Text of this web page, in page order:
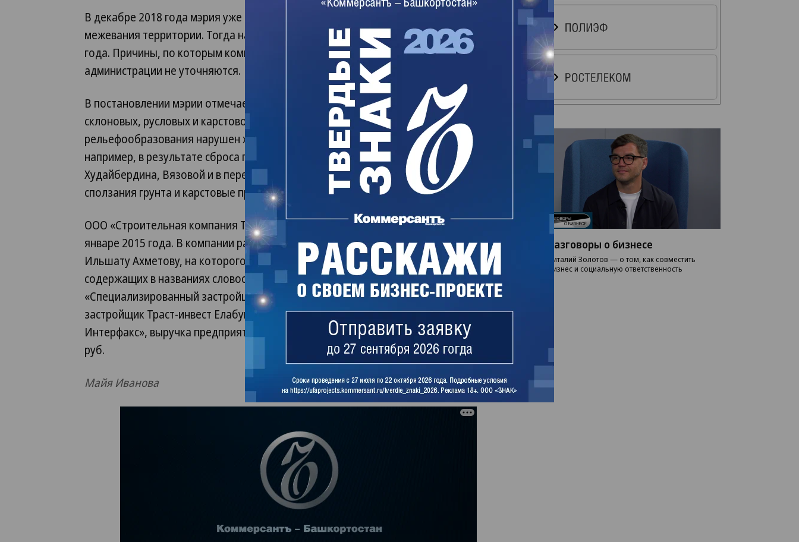
В декабре 2018 года мэрия уже передавала этой компании право планировки и
межевания территории. Тогда на разработку проектов также отдавалось полтора
года. Причины, по которым компания не завершила работы, в документах
администрации не уточняются.
В постановлении мэрии отмечается, что квартал расположен в районе развития
склоновых, русловых и карстово-суффозионных процессов, естественный процесс
рельефообразования нарушен хозяйственной деятельностью человека —
например, в результате сброса промышленных вод в овраг в 1970-е годы на улицах
Худайбердина, Вязовой и в переулке Рабкоровском происходили оползни,
сползания грунта и карстовые провалы.
ООО «Строительная компания Траст-инвест», по даннымkartoteka.ru, образовано в
январе 2015 года. В компании работают семь сотрудников. Она принадлежит
Ильшату Ахметову, на которого оформлено еще более 10 предприятий,
содержащих в названиях словосочетание «Траст-инвест» (в том числе
«Специализированный застройщик Траст-инвест», «Специализированный
застройщик Траст-инвест Елабуга» и другие). В 2019 году, по данным «СПАРК-
Интерфакс», выручка предприятия была нулевой, чистая прибыль составила 38 млн
руб.
Майя Иванова
Разговоры о бизнесе
Виталий Золотов — о том, как совместить
бизнес и социальную ответственность